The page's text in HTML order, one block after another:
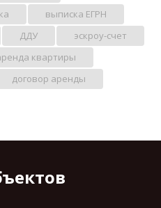
выписка ЕГРН
ДДУ
эскроу-счет
квартиры
договор аренды